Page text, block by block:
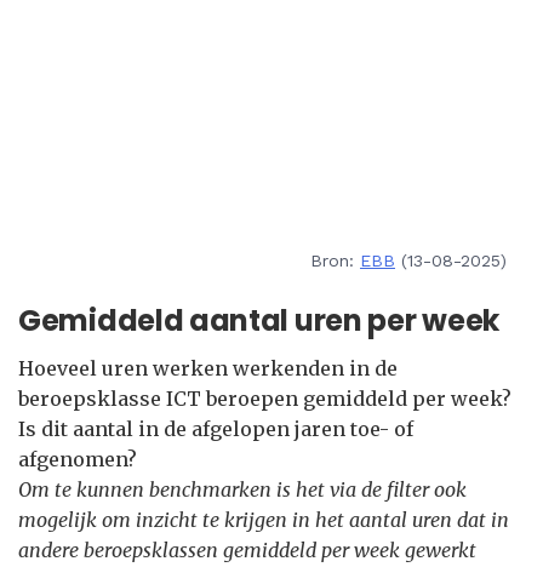
Bron: EBB (13-08-2025)
Gemiddeld aantal uren per week
Hoeveel uren werken werkenden in de
beroepsklasse ICT beroepen gemiddeld per week?
Is dit aantal in de afgelopen jaren toe- of
afgenomen?
Om te kunnen benchmarken is het via de filter ook
mogelijk om inzicht te krijgen in het aantal uren dat in
andere beroepsklassen gemiddeld per week gewerkt